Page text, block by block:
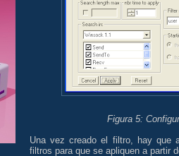
Figura 5:
Una vez creado el filtro, hay que
filtros para que se apliquen a partir